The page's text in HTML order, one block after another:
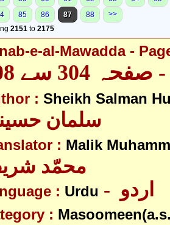
85 86 87 88
>>
2151 to 2175
e-al-Mawadda -
304 سے 508
: Sheikh Salman
سلمان
: Malik
محمّد
: Urdu
: